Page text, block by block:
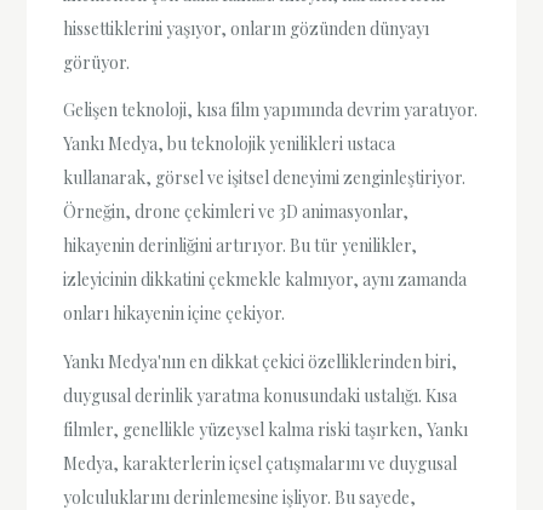
hissettiklerini yaşıyor, onların gözünden dünyayı
görüyor.
Gelişen teknoloji, kısa film yapımında devrim yaratıyor.
Yankı Medya, bu teknolojik yenilikleri ustaca
kullanarak, görsel ve işitsel deneyimi zenginleştiriyor.
Örneğin, drone çekimleri ve 3D animasyonlar,
hikayenin derinliğini artırıyor. Bu tür yenilikler,
izleyicinin dikkatini çekmekle kalmıyor, aynı zamanda
onları hikayenin içine çekiyor.
Yankı Medya'nın en dikkat çekici özelliklerinden biri,
duygusal derinlik yaratma konusundaki ustalığı. Kısa
filmler, genellikle yüzeysel kalma riski taşırken, Yankı
Medya, karakterlerin içsel çatışmalarını ve duygusal
yolculuklarını derinlemesine işliyor. Bu sayede,